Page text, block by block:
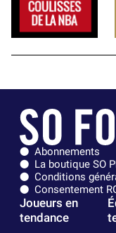
Abonnements
La boutique SO
Conditions
Consentement
Joueurs en
tendance